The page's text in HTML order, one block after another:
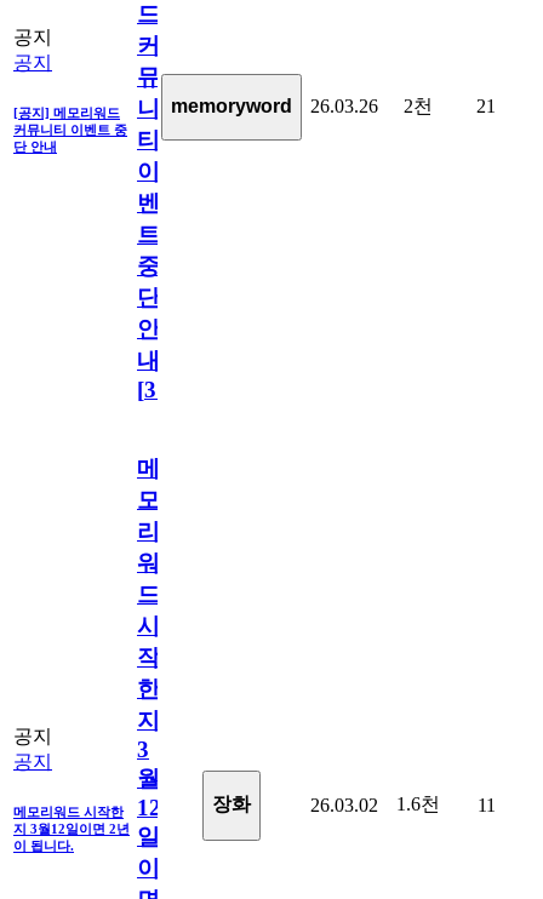
공지
공지
[공지] 메모리워드
커뮤니티 이벤트 중
단 안내
드
커
뮤
니
티
이
벤
트
중
단
안
내
[31
memoryword 26.03.26 2천 21
공지
공지
메모리워드 시작한
지 3월12일이면 2년
이 됩니다.
메
모
리
워
드
시
작
한
지
3
월
12
일
이
장화 26.03.02 1.6천 11